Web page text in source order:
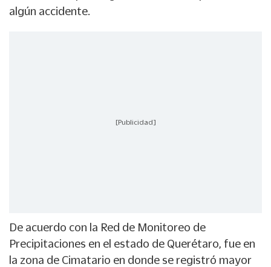
algún accidente.
[Publicidad]
De acuerdo con la Red de Monitoreo de
Precipitaciones en el estado de Querétaro, fue en
la zona de Cimatario en donde se registró mayor